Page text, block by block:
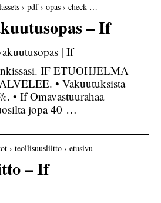
› pdf › opas › check-…
– If
| If
IF ETUOHJELMA
• Vakuutuksista
• If Omavastuurahaa
jopa 40 …
› teollisuusliitto › etusivu
– If